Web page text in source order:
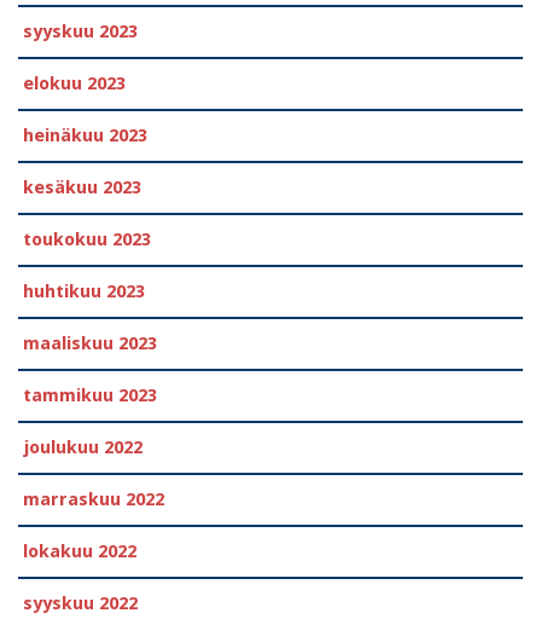
syyskuu 2023
elokuu 2023
heinäkuu 2023
kesäkuu 2023
toukokuu 2023
huhtikuu 2023
maaliskuu 2023
tammikuu 2023
joulukuu 2022
marraskuu 2022
lokakuu 2022
syyskuu 2022